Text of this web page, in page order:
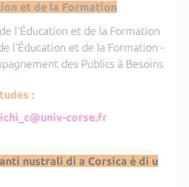
et de la Formation
l'Éducation et de la Formation
l'Éducation et de la Formation -
des Publics à Besoins
:
corse.fr
nustrali di a Corsica è di u